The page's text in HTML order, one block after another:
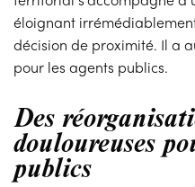
éloignant
décision de proximité. Il a
pour les agents publics.
Des
douloureuses
publics